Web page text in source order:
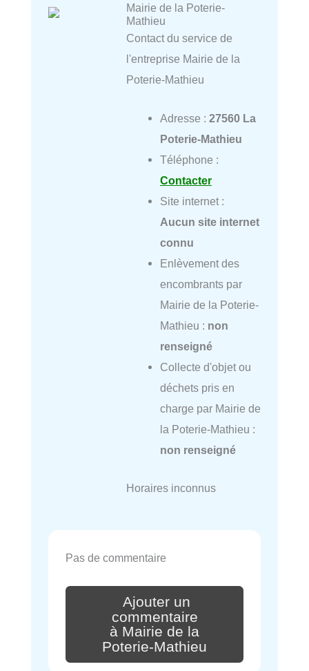
Mairie de la Poterie-
Mathieu
Contact du service de
l'entreprise Mairie de la
Poterie-Mathieu
Adresse : 27560 La
Poterie-Mathieu
Téléphone :
Contacter
Site internet :
Aucun site internet
connu
Enlèvement des
encombrants par
Mairie de la Poterie-
Mathieu : non
renseigné
Collecte d'objet ou
déchets pris en
charge par Mairie de
la Poterie-Mathieu :
non renseigné
Horaires inconnus
Pas de commentaire
Ajouter un
commentaire
à Mairie de la
Poterie-Mathieu